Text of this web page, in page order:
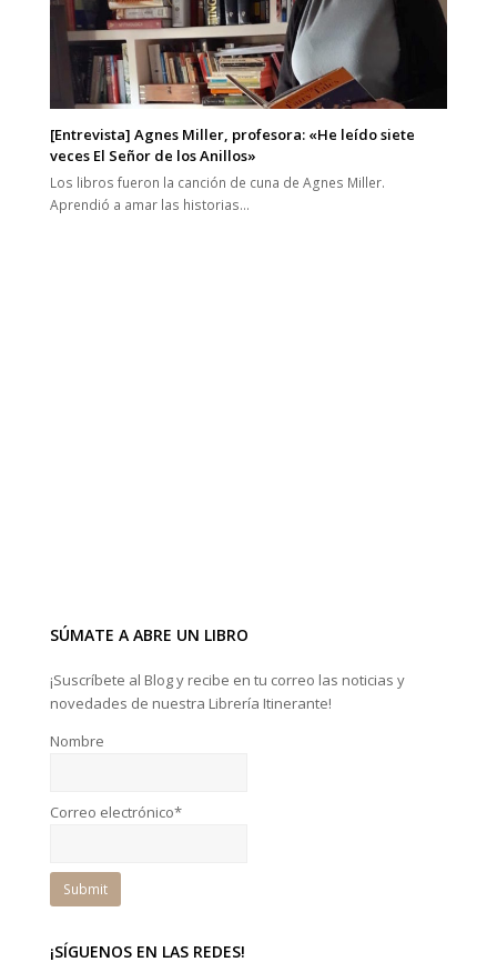
[Entrevista] Agnes Miller, profesora: «He leído siete
veces El Señor de los Anillos»
Los libros fueron la canción de cuna de Agnes Miller.
Aprendió a amar las historias…
SÚMATE A ABRE UN LIBRO
¡Suscríbete al Blog y recibe en tu correo las noticias y
novedades de nuestra Librería Itinerante!
Nombre
Correo electrónico*
¡SÍGUENOS EN LAS REDES!